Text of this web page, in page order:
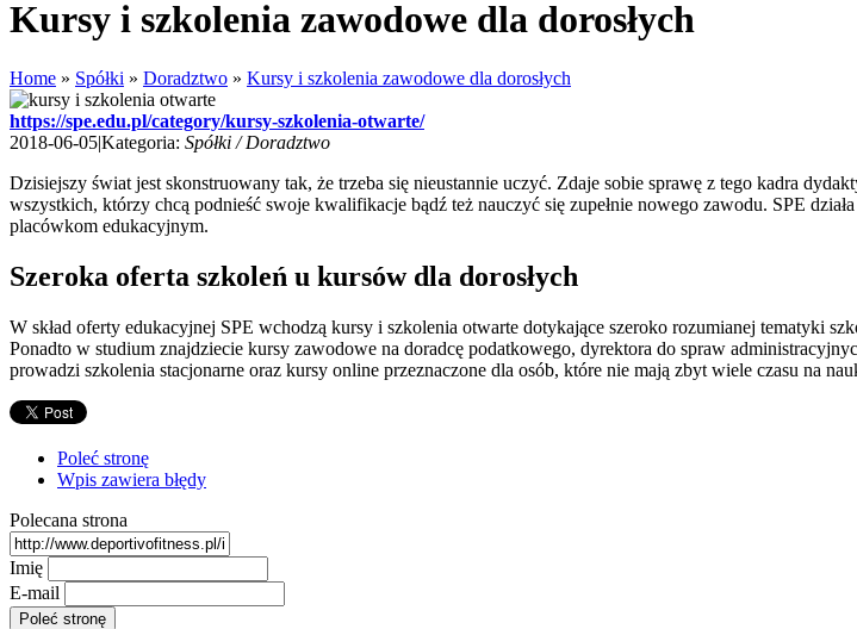
Kursy i szkolenia zawodowe dla dorosłych
Home » Spółki » Doradztwo » Kursy i szkolenia zawodowe dla dorosłych
https://spe.edu.pl/category/kursy-szkolenia-otwarte/
2018-06-05|Kategoria: Spółki / Doradztwo
Dzisiejszy świat jest skonstruowany tak, że trzeba się nieustannie uczyć. Zdaje sobie sprawę z tego kadra
wszystkich, którzy chcą podnieść swoje kwalifikacje bądź też nauczyć się zupełnie nowego zawodu. SPE
placówkom edukacyjnym.
Szeroka oferta szkoleń u kursów dla dorosłych
W skład oferty edukacyjnej SPE wchodzą kursy i szkolenia otwarte dotykające szeroko rozumianej tematyki
Ponadto w studium znajdziecie kursy zawodowe na doradcę podatkowego, dyrektora do spraw
prowadzi szkolenia stacjonarne oraz kursy online przeznaczone dla osób, które nie mają zbyt wiele czasu na
Poleć stronę
Wpis zawiera błędy
Polecana strona
Imię
E-mail